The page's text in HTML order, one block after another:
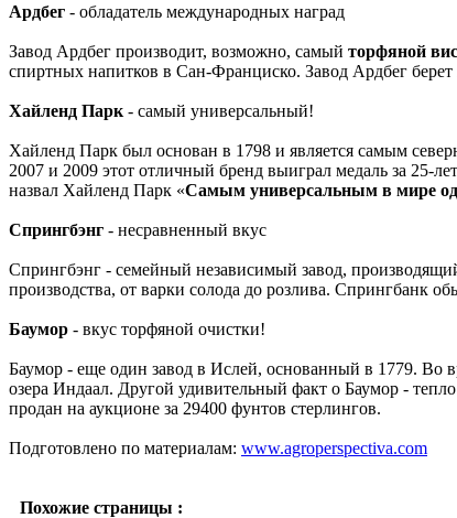
Ардбег - обладатель международных наград
Завод Ардбег производит, возможно, самый торфяной
спиртных напитков в Сан-Франциско. Завод Ардбег
Хайленд Парк - самый универсальный!
Хайленд Парк был основан в 1798 и является самым
2007 и 2009 этот отличный бренд выиграл медаль за
назвал Хайленд Парк «Самым универсальным в мире
Спрингбэнг - несравненный вкус
Спрингбэнг - семейный независимый завод,
производства, от варки солода до розлива. Спрингбанк
Баумор - вкус торфяной очистки!
Баумор - еще один завод в Ислей, основанный в 1779. Во
озера Индаал. Другой удивительный факт о Баумор -
продан на аукционе за 29400 фунтов стерлингов.
Подготовлено по материалам: www.agroperspectiva.com
Похожие страницы :